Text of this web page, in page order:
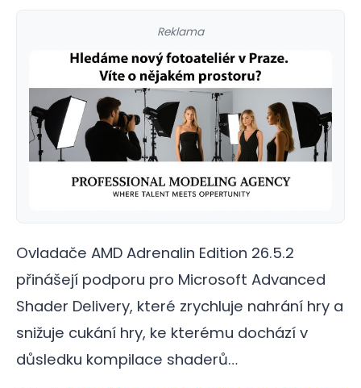
Reklama
Ovladače AMD Adrenalin Edition 26.5.2
přinášejí podporu pro Microsoft Advanced
Shader Delivery, které zrychluje nahrání hry a
snižuje cukání hry, ke kterému dochází v
důsledku kompilace shaderů…